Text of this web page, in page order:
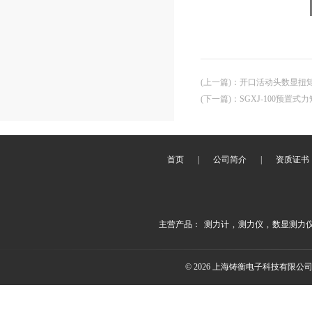
(上一篇) ： 开口活动头数显扭
(下一篇) ： SGXJ-100预置式
首页 公司简介 资质证书
主营产品： 测力计 , 测力仪 , 数显测力
© 2026 上海铸衡电子科技有限公